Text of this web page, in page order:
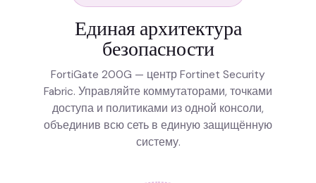
Единая архитектура
безопасности
FortiGate 200G — центр Fortinet Security
Fabric. Управляйте коммутаторами, точками
доступа и политиками из одной консоли,
объединив всю сеть в единую защищённую
систему.